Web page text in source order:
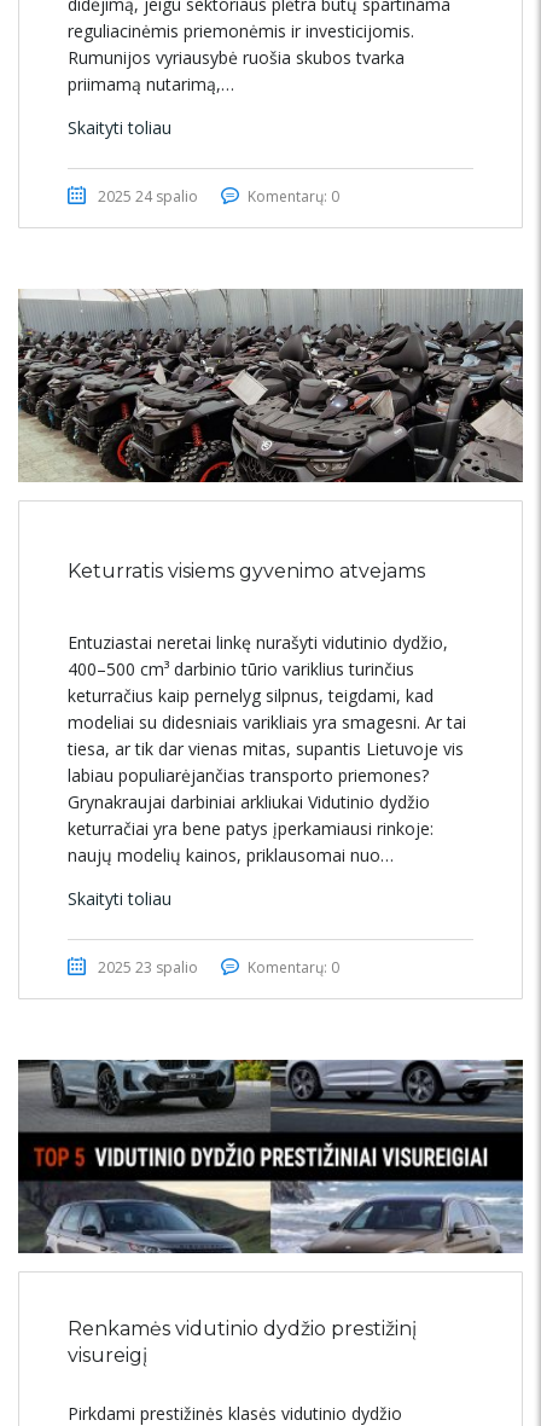
reguliacinėmis priemonėmis ir investicijomis.
Rumunijos vyriausybė ruošia skubos tvarka
priimamą nutarimą,…
Skaityti toliau
2025 24 spalio Komentarų: 0
Keturratis visiems gyvenimo atvejams
Entuziastai neretai linkę nurašyti vidutinio dydžio,
400–500 cm³ darbinio tūrio variklius turinčius
keturračius kaip pernelyg silpnus, teigdami, kad
modeliai su didesniais varikliais yra smagesni. Ar tai
tiesa, ar tik dar vienas mitas, supantis Lietuvoje vis
labiau populiarėjančias transporto priemones?
Grynakraujai darbiniai arkliukai Vidutinio dydžio
keturračiai yra bene patys įperkamiausi rinkoje:
naujų modelių kainos, priklausomai nuo…
Skaityti toliau
2025 23 spalio Komentarų: 0
Renkamės vidutinio dydžio prestižinį
visureigį
Pirkdami prestižinės klasės vidutinio dydžio